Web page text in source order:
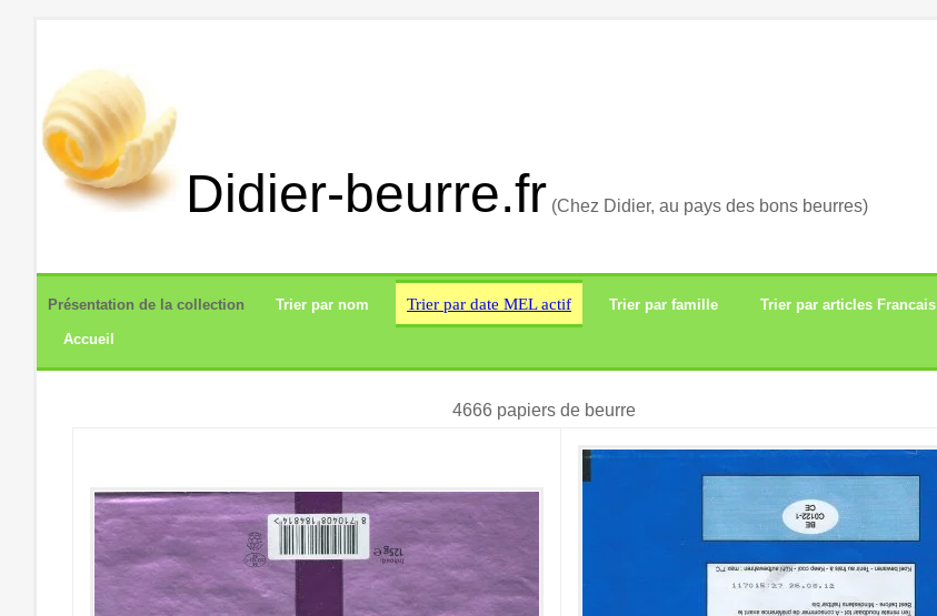
Didier-beurre.fr (Chez Didier, au pays des bons beurres)
Présentation de la collection Trier par nom Trier par date MEL actif Trier par famille Trier par articles Francais
Accueil
4666 papiers de beurre